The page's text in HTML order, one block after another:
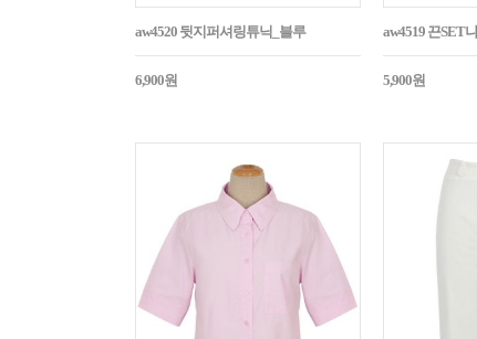
aw4520 뒷지퍼셔링튜닉_블루
6,900원
aw4519 끈SET
5,900원